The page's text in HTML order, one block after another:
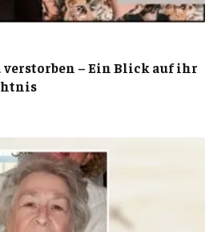
– Ein Blick auf ihr